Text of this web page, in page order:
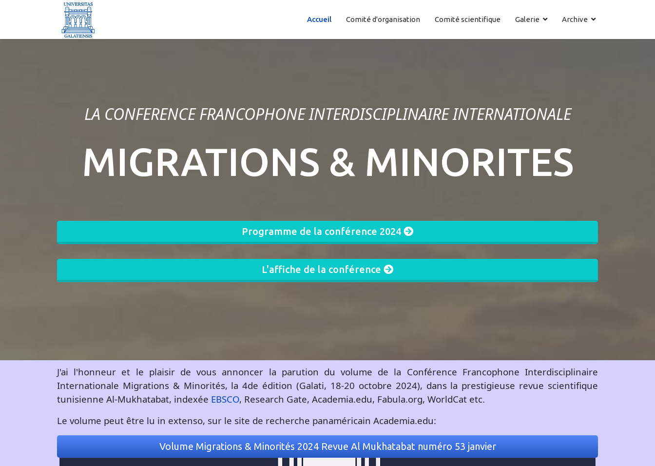
Accueil Comité d'organisation Comité scientifique Galerie Archive
LA CONFERENCE FRANCOPHONE INTERDISCIPLINAIRE INTERNATIONALE
MIGRATIONS & MINORITES
Programme de la conférence 2024
L'affiche de la conférence
J'ai l'honneur et le plaisir de vous annoncer la parution du volume de la Conférence Francophone Interdisciplinaire
Internationale Migrations & Minorités, la 4de édition (Galati, 18-20 octobre 2024), dans la prestigieuse revue scientifique
tunisienne Al-Mukhatabat, indexée EBSCO, Research Gate, Academia.edu, Fabula.org, WorldCat etc.
Le volume peut être lu in extenso, sur le site de recherche panaméricain Academia.edu:
Volume Migrations & Minorités 2024 Revue Al Mukhatabat numéro 53 janvier